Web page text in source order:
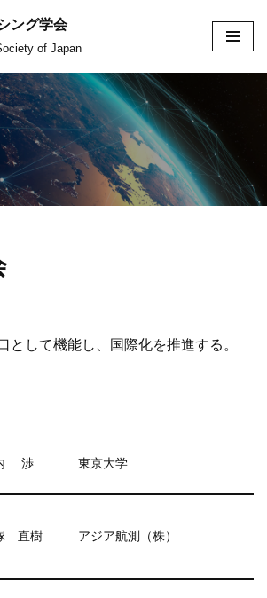
ング学会
of Japan
として機能し、国際化を推進する。
渉 東京大学
直樹 アジア航測（株）